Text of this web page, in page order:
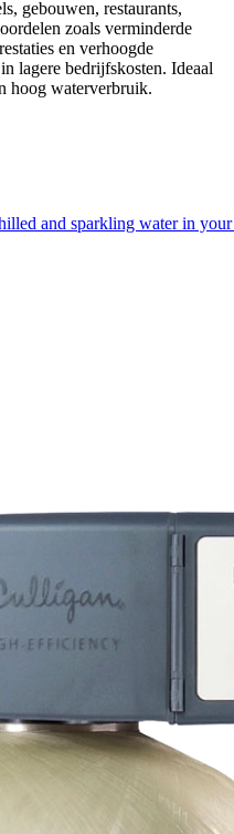
and sparkling water in
gebouwen, restaurants,
zoals verminderde
en verhoogde
lagere bedrijfskosten. Ideaal
hoog waterverbruik.